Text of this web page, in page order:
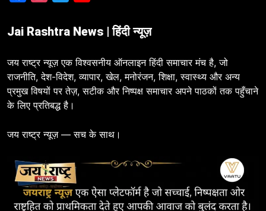
Jai Rashtra News | हिंदी न्यूज़
जय राष्ट्र न्यूज़ एक विश्वसनीय ऑनलाइन हिंदी समाचार मंच है, जो
राजनीति, देश-विदेश, व्यापार, खेल, मनोरंजन, शिक्षा, स्वास्थ्य और अन्य
प्रमुख विषयों पर तेज़, सटीक और निष्पक्ष समाचार अपने पाठकों तक पहुँचाने
के लिए प्रतिबद्ध है।
जय राष्ट्र न्यूज़ — सच के साथ।